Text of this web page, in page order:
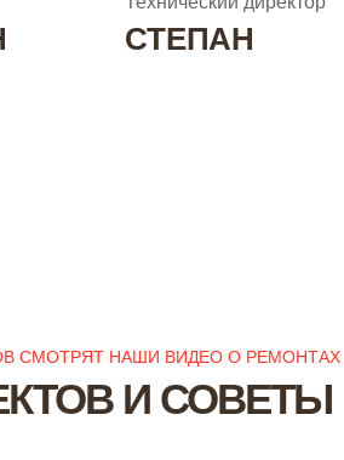
СТЕПАН
СМОТРЯТ НАШИ ВИДЕО О РЕМОНТАХ
И СОВЕТЫ